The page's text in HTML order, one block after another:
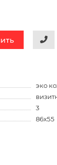
эко
3
86х55